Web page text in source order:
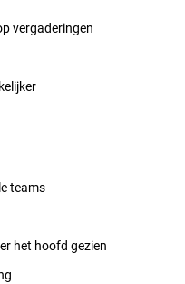
vergaderingen
teams
het hoofd gezien